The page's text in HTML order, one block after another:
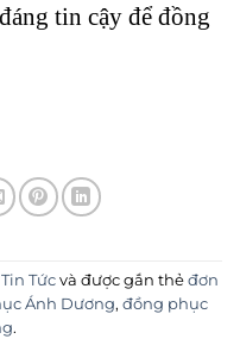
tin cậy để đồng
Tin Tức và được gắn thẻ đơn
Ánh Dương, đồng phục
.